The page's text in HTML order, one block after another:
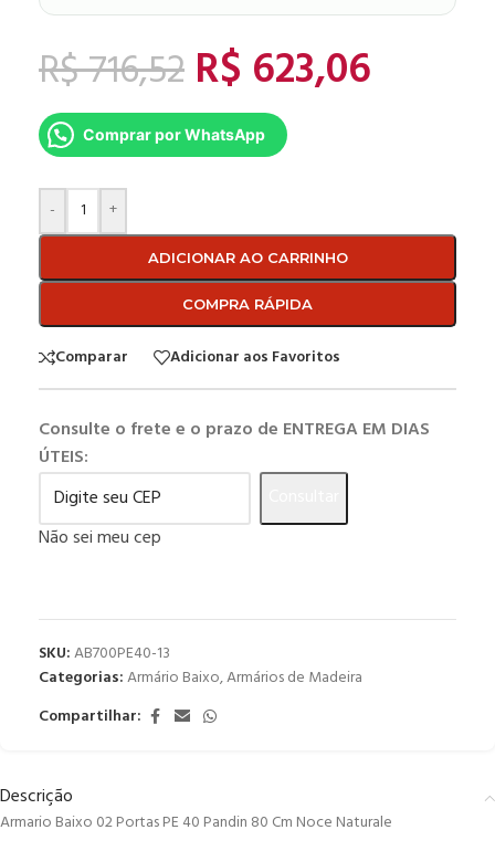
R$716,52 R$ 623,06
Comprar por WhatsApp
- +
ADICIONAR AO CARRINHO
COMPRA RÁPIDA
Comparar Adicionar aos Favoritos
Consulte o frete e o prazo de ENTREGA EM DIAS
ÚTEIS:
Não sei meu cep
SKU:AB700PE40-13
Categorias:Armário Baixo,Armários de Madeira
Compartilhar:
Descrição
Armario Baixo 02 Portas PE 40 Pandin 80 Cm Noce Naturale